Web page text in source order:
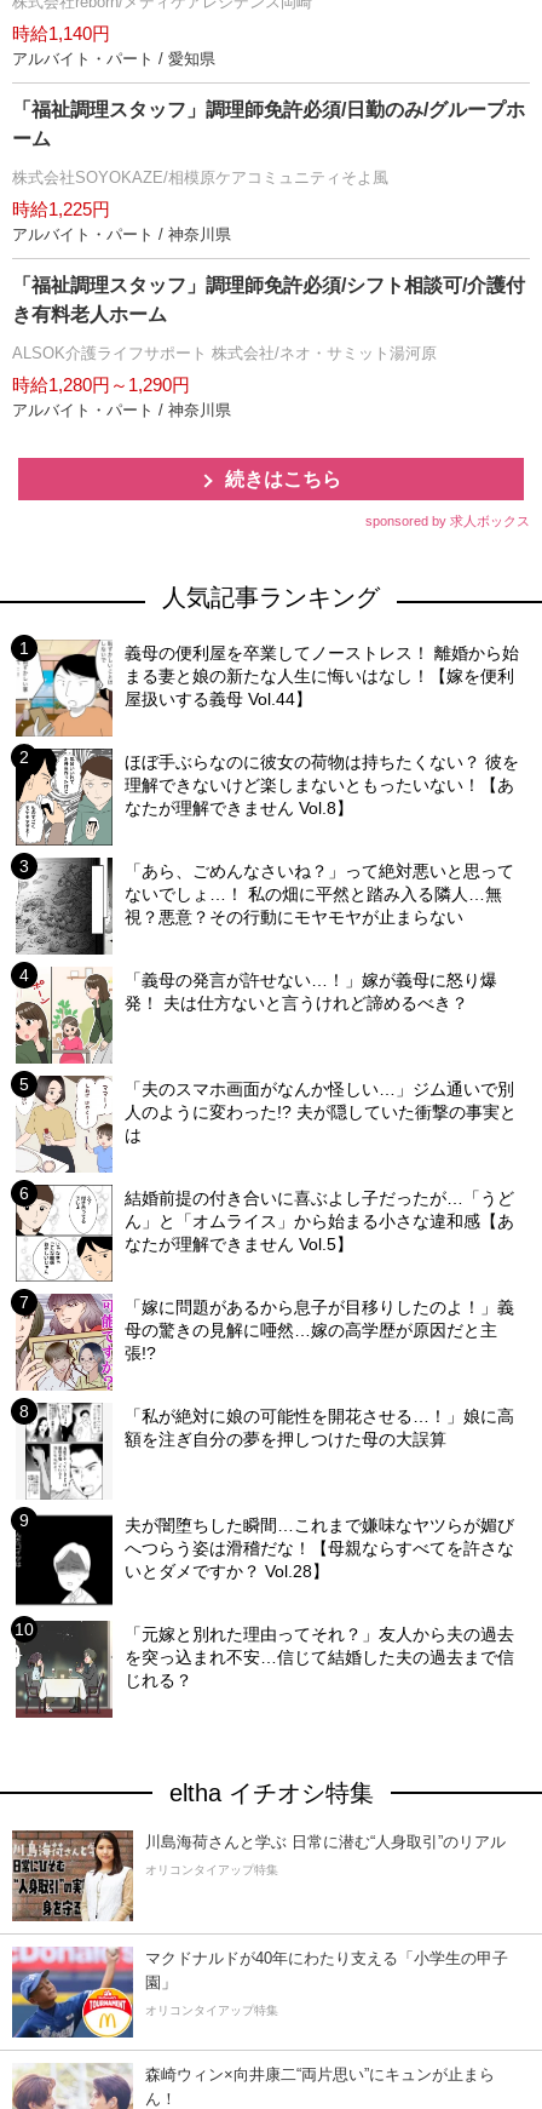
時給1,140円
アルバイト・パート / 愛知県
「福祉調理スタッフ」調理師免許必須/日勤のみ/グループホ
ーム
株式会社SOYOKAZE/相模原ケアコミュニティそよ風
時給1,225円
アルバイト・パート / 神奈川県
「福祉調理スタッフ」調理師免許必須/シフト相談可/介護付
き有料老人ホーム
ALSOK介護ライフサポート 株式会社/ネオ・サミット湯河原
時給1,280円～1,290円
アルバイト・パート / 神奈川県
続きはこちら
sponsored by 求人ボックス
人気記事ランキング
義母の便利屋を卒業してノーストレス！ 離婚から始
まる妻と娘の新たな人生に悔いはなし！【嫁を便利
屋扱いする義母 Vol.44】
ほぼ手ぶらなのに彼女の荷物は持ちたくない？ 彼を
理解できないけど楽しまないともったいない！【あ
なたが理解できません Vol.8】
「あら、ごめんなさいね？」って絶対悪いと思って
ないでしょ…！ 私の畑に平然と踏み入る隣人…無
視？悪意？その行動にモヤモヤが止まらない
「義母の発言が許せない…！」嫁が義母に怒り爆
発！ 夫は仕方ないと言うけれど諦めるべき？
「夫のスマホ画面がなんか怪しい…」ジム通いで別
人のように変わった!? 夫が隠していた衝撃の事実と
は
結婚前提の付き合いに喜ぶよし子だったが…「うど
ん」と「オムライス」から始まる小さな違和感【あ
なたが理解できません Vol.5】
「嫁に問題があるから息子が目移りしたのよ！」義
母の驚きの見解に唖然…嫁の高学歴が原因だと主
張!?
「私が絶対に娘の可能性を開花させる…！」娘に高
額を注ぎ自分の夢を押しつけた母の大誤算
夫が闇堕ちした瞬間…これまで嫌味なヤツらが媚び
へつらう姿は滑稽だな！【母親ならすべてを許さな
いとダメですか？ Vol.28】
「元嫁と別れた理由ってそれ？」友人から夫の過去
を突っ込まれ不安…信じて結婚した夫の過去まで信
じれる？
eltha イチオシ特集
川島海荷さんと学ぶ 日常に潜む“人身取引”のリアル
オリコンタイアップ特集
マクドナルドが40年にわたり支える「小学生の甲子
園」
オリコンタイアップ特集
森崎ウィン×向井康二“両片思い”にキュンが止まら
ん！